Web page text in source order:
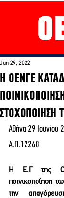
Η ΟΕΝΓΕ
ΣΤΟΧΟΠΟΙΗΣΗ
Jun 29, 2022
Αθήνα 29 Ιουνίου
Α.Π:12268
Η Ε.Γ της
ποινικοποίηση
την